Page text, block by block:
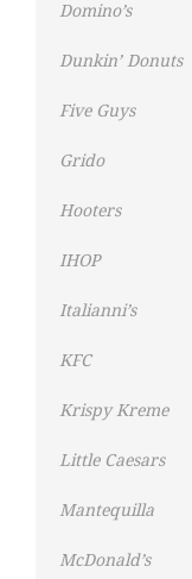
Domino’s
Dunkin’ Donuts
Five Guys
Grido
Hooters
IHOP
Italianni’s
KFC
Krispy Kreme
Little Caesars
Mantequilla
McDonald’s